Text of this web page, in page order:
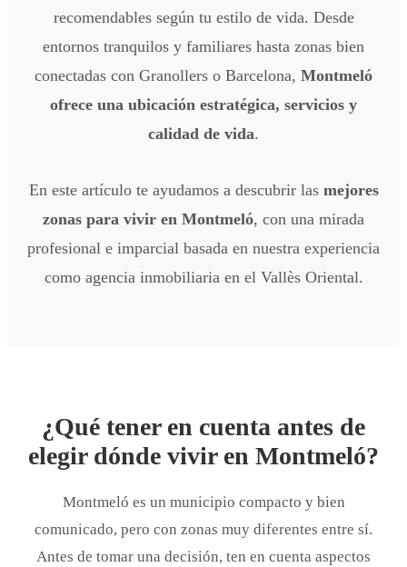
recomendables según tu estilo de vida. Desde
entornos tranquilos y familiares hasta zonas bien
conectadas con Granollers o Barcelona, Montmeló
ofrece una ubicación estratégica, servicios y
calidad de vida.
En este artículo te ayudamos a descubrir las mejores
zonas para vivir en Montmeló, con una mirada
profesional e imparcial basada en nuestra experiencia
como agencia inmobiliaria en el Vallès Oriental.
¿Qué tener en cuenta antes de
elegir dónde vivir en Montmeló?
Montmeló es un municipio compacto y bien
comunicado, pero con zonas muy diferentes entre sí.
Antes de tomar una decisión, ten en cuenta aspectos